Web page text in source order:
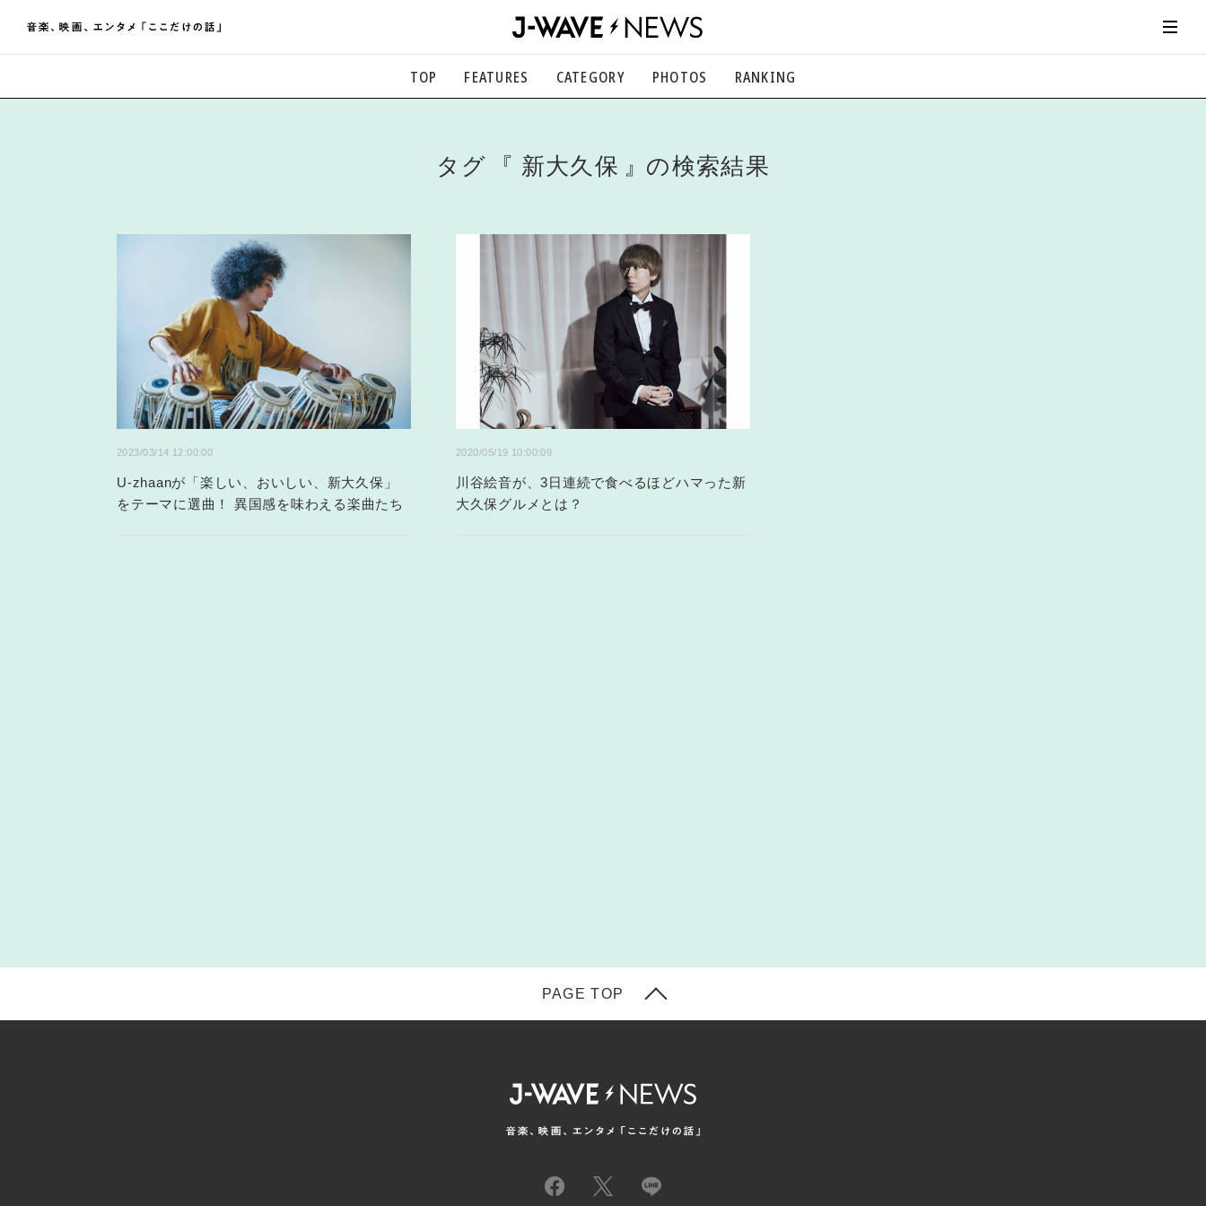
TOP FEATURES CATEGORY
映画、芸能、舞台、スポーツなど
ライフスタイル
食、健康、美容…暮らし豊かに
社会
国内、海外の気になるトピック
PHOTOS RANKING
タグ 新大久保 の検索結果
2023/03/14 12:00:00
U-zhaanが「楽しい、おいしい、新大久保」
をテーマに選曲！ 異国感を味わえる楽曲たち
2020/05/19 10:00:09
川谷絵音が、3日連続で食べるほどハマった新
大久保グルメとは？
PAGE TOP